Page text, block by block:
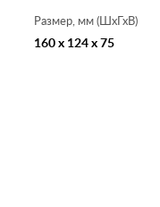
Размер, мм (ШхГхВ)
160 x 124 x 75